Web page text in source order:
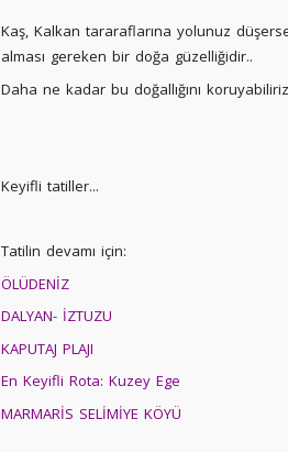
Kaş, Kalkan tararaflarına yolunuz
alması gereken bir doğa güzelliğidir..
Daha ne kadar bu doğallığını
Keyifli tatiller...
Tatilin devamı için:
ÖLÜDENİZ
DALYAN- İZTUZU
KAPUTAJ PLAJI
En Keyifli Rota: Kuzey Ege
MARMARİS SELİMİYE KÖYÜ